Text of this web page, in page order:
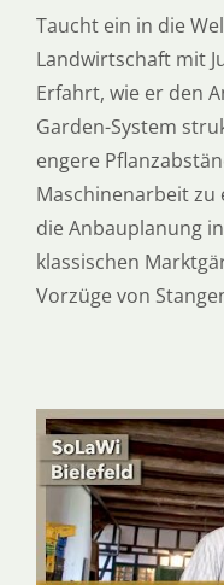
Taucht ein in die
Landwirtschaft mit
Erfahrt, wie er den
Garden-System
engere
Maschinenarbeit zu
die Anbauplanung
klassischen
Vorzüge von